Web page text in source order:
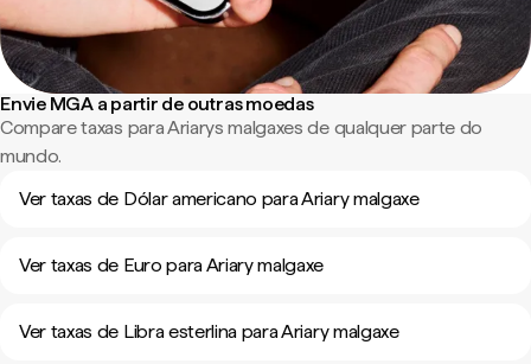
Envie MGA a partir de outras moedas
Compare taxas para Ariarys malgaxes de qualquer parte do
mundo.
Ver taxas de Dólar americano para Ariary malgaxe
Ver taxas de Euro para Ariary malgaxe
Ver taxas de Libra esterlina para Ariary malgaxe